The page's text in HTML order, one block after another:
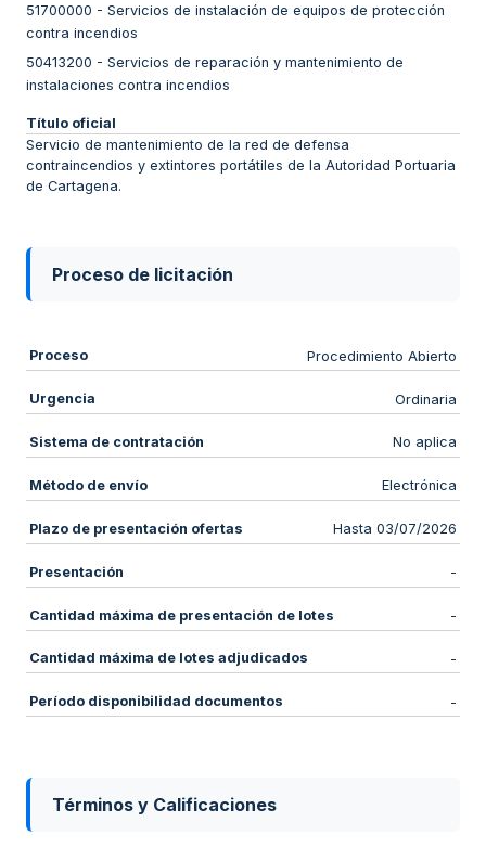
51700000 - Servicios de instalación de equipos de protección
contra incendios
50413200 - Servicios de reparación y mantenimiento de
instalaciones contra incendios
Título oficial
Servicio de mantenimiento de la red de defensa
contraincendios y extintores portátiles de la Autoridad Portuaria
de Cartagena.
Proceso de licitación
Proceso Procedimiento Abierto
Urgencia Ordinaria
Sistema de contratación No aplica
Método de envío Electrónica
Plazo de presentación ofertas Hasta 03/07/2026
Presentación -
Cantidad máxima de presentación de lotes -
Cantidad máxima de lotes adjudicados -
Período disponibilidad documentos -
Términos y Calificaciones